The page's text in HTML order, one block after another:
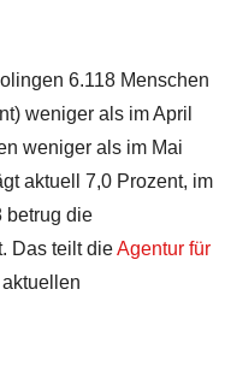
6.118 Menschen
weniger als im April
weniger als im Mai
aktuell 7,0 Prozent, im
betrug die
Das teilt dieAgentur für